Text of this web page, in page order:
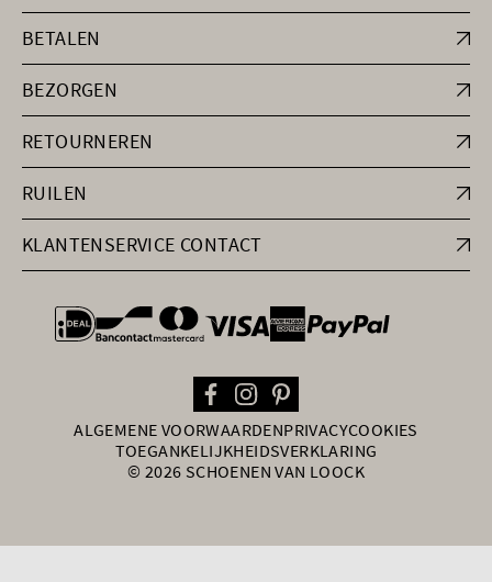
BETALEN
BEZORGEN
RETOURNEREN
RUILEN
KLANTENSERVICE CONTACT
general.paymentOptions
ALGEMENE VOORWAARDENPRIVACYCOOKIES
TOEGANKELIJKHEIDSVERKLARING
© 2026 SCHOENEN VAN LOOCK